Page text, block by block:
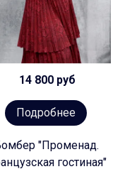
14 800 руб
Подробнее
"Променад.
гостиная"